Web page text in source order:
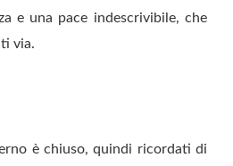
e una pace indescrivibile, che
via.
è chiuso, quindi ricordati di